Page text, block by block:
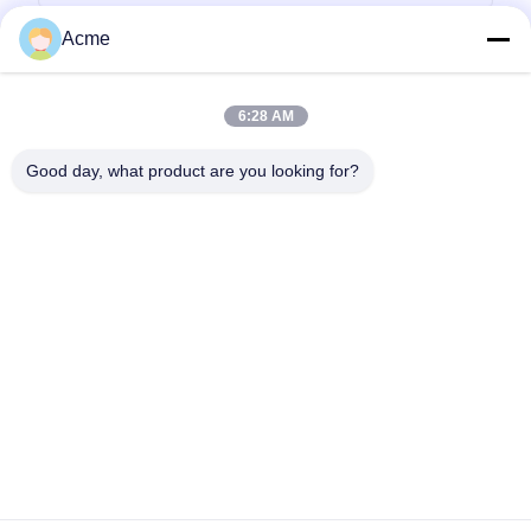
Invii
Acme
6:28 AM
Good day, what product are you looking for?